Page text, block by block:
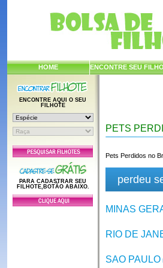
HOME ENCONTRE SEU
ENCONTRE AQUI O SEU
FILHOTE
PARA CADASTRAR SEU
FILHOTE,BOTÃO ABAIXO.
PETS
Pets Perdidos no
perdeu
MINAS
RIO DE
SAO PAULO